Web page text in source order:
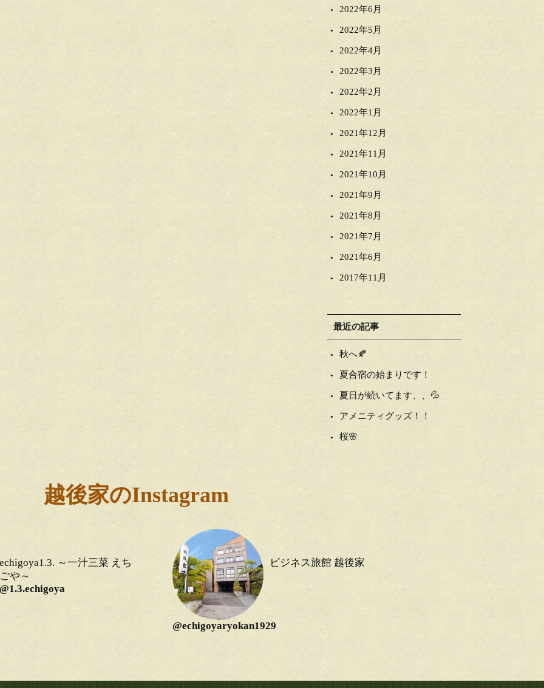
2022年6月
2022年5月
2022年4月
2022年3月
2022年2月
2022年1月
2021年12月
2021年11月
2021年10月
2021年9月
2021年8月
2021年7月
2021年6月
2017年11月
最近の記事
秋へ🍂
夏合宿の始まりです！
夏日が続いてます、、💦
アメニティグッズ！！
桜🌸
越後家のInstagram
～一汁三菜 えち
や～
ビジネス旅館 越後家
@echigoyaryokan1929